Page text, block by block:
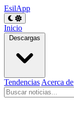
EsilApp
Inicio
Descargas
Tendencias Acerca de